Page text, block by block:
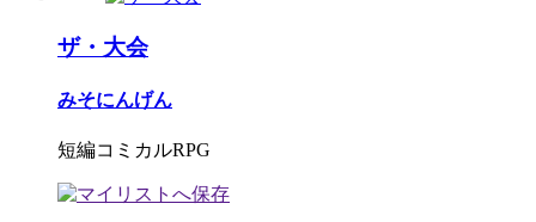
ザ・大会
みそにんげん
短編コミカルRPG